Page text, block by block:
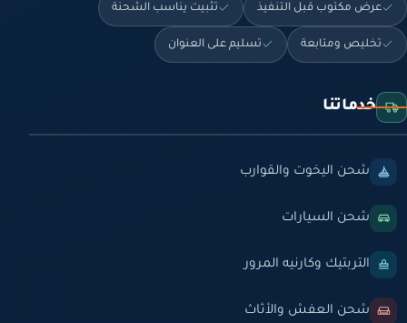
عرض مكتوب قبل التنفيذ تثبيت يناسب الشحنة
تخليص ومتابعة تسليم على العنوان
خدماتنا
شحن اليخوت والقوارب
شحن السيارات
التربتيك وكارنيه المرور
شحن العفش والأثاث